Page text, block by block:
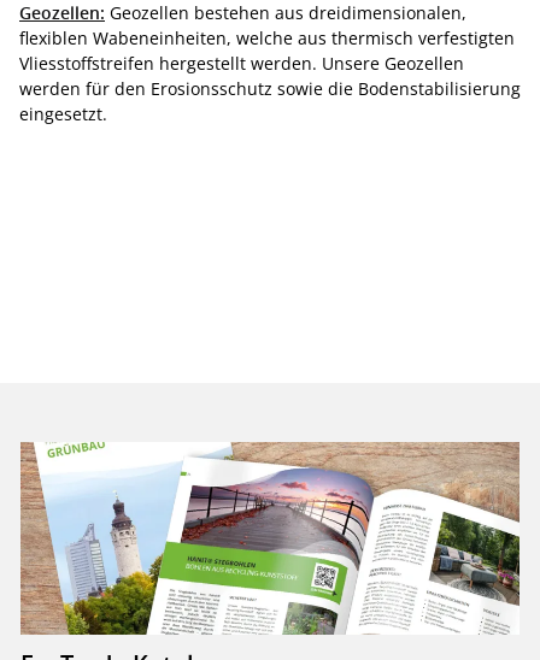
Geozellen: Geozellen bestehen aus dreidimensionalen,
flexiblen Wabeneinheiten, welche aus thermisch verfestigten
Vliesstoffstreifen hergestellt werden. Unsere Geozellen
werden für den Erosionsschutz sowie die Bodenstabilisierung
eingesetzt.